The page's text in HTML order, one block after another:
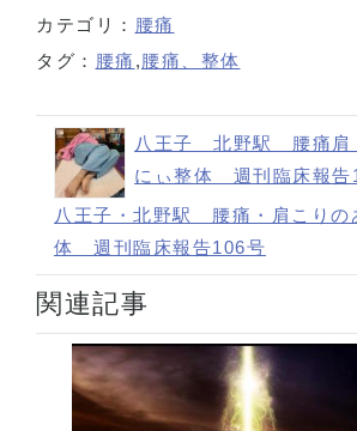
カテゴリ： 腰痛
タグ： 腰痛 ,腰痛、整体
八王子 北野駅 腰痛肩
にぃ整体 週刊臨床報告
八王子・北野駅 腰痛・肩こりの
体 週刊臨床報告106号
関連記事